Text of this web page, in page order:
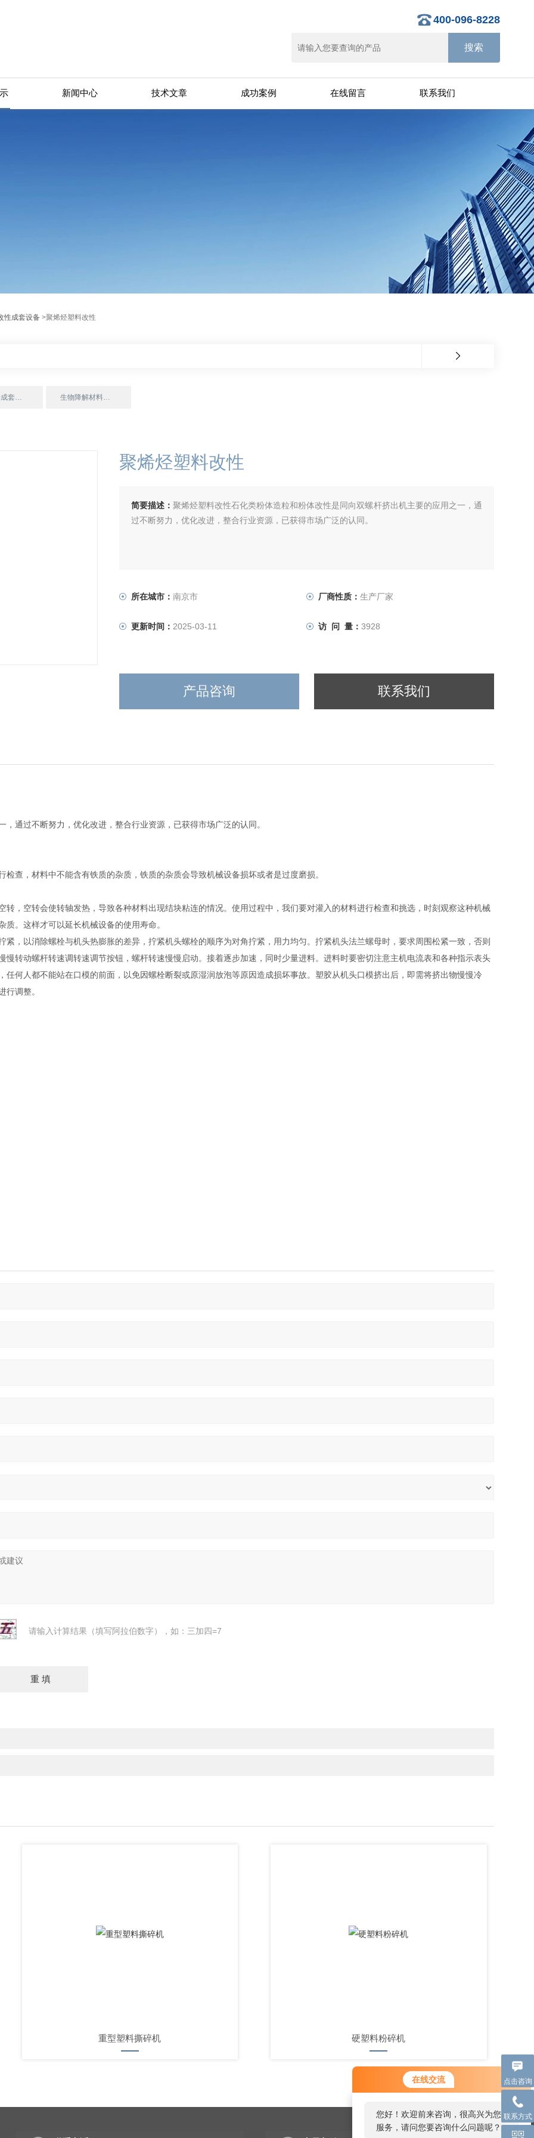
在线交流
您好！欢迎前来咨询，很高兴为您
服务，请问您要咨询什么问题呢？
400-096-8228
新闻中心 技术文章 成功案例 在线留言 联系我们
性成套设备 >聚烯烃塑料改性
各类色母成套设备 生物降解材料改性成套设备
聚烯烃塑料改性
简要描述： 聚烯烃塑料改性石化类粉体造粒和粉体改性是同向双螺杆挤出机主要的应用之一，通
过不断努力，优化改进，整合行业资源，已获得市场广泛的认同。
所在城市： 南京市 厂商性质：生产厂家
更新时间： 2025-03-11 访 问 量：3928
产品咨询 联系我们
通过不断努力，优化改进，整合行业资源，已获得市场广泛的认同。
，材料中不能含有铁质的杂质，铁质的杂质会导致机械设备损坏或者是过度磨损。
空转会使转轴发热，导致各种材料出现结块粘连的情况。使用过程中，我们要对灌入的材料进行检查和挑选，时刻观察这种机械
。这样才可以延长机械设备的使用寿命。
以消除螺栓与机头热膨胀的差异，拧紧机头螺栓的顺序为对角拧紧，用力均匀。拧紧机头法兰螺母时，要求周围松紧一致，否则
转动螺杆转速调转速调节按钮，螺杆转速慢慢启动。接着逐步加速，同时少量进料。进料时要密切注意主机电流表和各种指示表头
何人都不能站在口模的前面，以免因螺栓断裂或原湿润放泡等原因造成损坏事故。塑胶从机头口模挤出后，即需将挤出物慢慢冷
行调整。
请输入计算结果（填写阿拉伯数字），如：三加四=7
重型塑料撕碎机 硬塑料粉碎机
点击咨询
联系方式